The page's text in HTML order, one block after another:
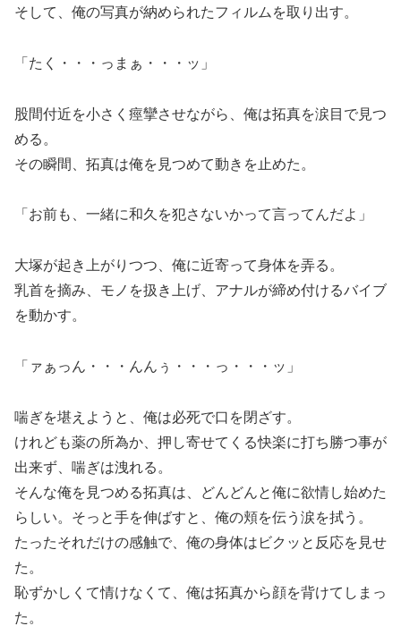
そして、俺の写真が納められたフィルムを取り出す。
「たく・・・っまぁ・・・ッ」
股間付近を小さく痙攣させながら、俺は拓真を涙目で見つ
める。
その瞬間、拓真は俺を見つめて動きを止めた。
「お前も、一緒に和久を犯さないかって言ってんだよ」
大塚が起き上がりつつ、俺に近寄って身体を弄る。
乳首を摘み、モノを扱き上げ、アナルが締め付けるバイブ
を動かす。
「ァぁっん・・・んんぅ・・・っ・・・ッ」
喘ぎを堪えようと、俺は必死で口を閉ざす。
けれども薬の所為か、押し寄せてくる快楽に打ち勝つ事が
出来ず、喘ぎは洩れる。
そんな俺を見つめる拓真は、どんどんと俺に欲情し始めた
らしい。そっと手を伸ばすと、俺の頬を伝う涙を拭う。
たったそれだけの感触で、俺の身体はビクッと反応を見せ
た。
恥ずかしくて情けなくて、俺は拓真から顔を背けてしまっ
た。